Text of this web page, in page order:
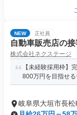
NEW 正社員
自動車販売店の
株式会社ネクステージ
【未経験採用枠】
800万円を目指せる
岐阜県大垣市長松